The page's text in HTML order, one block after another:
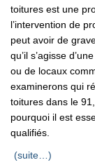
toitures est une
l’intervention de
peut avoir de
qu’il s’agisse
ou de locaux
examinerons qui
toitures dans le
pourquoi il est
qualifiés.
(suite…)